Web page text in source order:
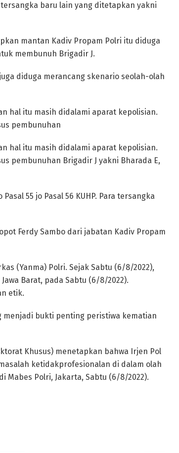
tersangka baru lain yang ditetapkan yakni
mantan Kadiv Propam Polri itu diduga
membunuh Brigadir J.
diduga merancang skenario seolah-olah
hal itu masih didalami aparat kepolisian.
pembunuhan
hal itu masih didalami aparat kepolisian.
pembunuhan Brigadir J yakni Bharada E,
55 jo Pasal 56 KUHP. Para tersangka
Ferdy Sambo dari jabatan Kadiv Propam
(Yanma) Polri. Sejak Sabtu (6/8/2022),
Barat, pada Sabtu (6/8/2022).
etik.
menjadi bukti penting peristiwa kematian
Khusus) menetapkan bahwa Irjen Pol
ketidakprofesionalan di dalam olah
Mabes Polri, Jakarta, Sabtu (6/8/2022).